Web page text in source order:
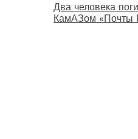
Два человека
КамАЗом «Почты